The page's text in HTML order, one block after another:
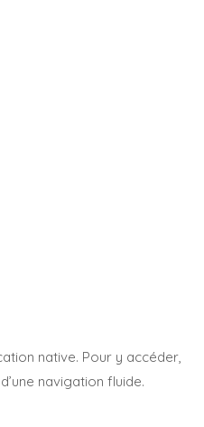
native. Pour y accéder,
navigation fluide.